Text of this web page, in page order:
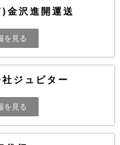
金沢進開運送
を見る
ジュピター
を見る